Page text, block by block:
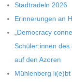
Stadt­ra­deln 2026
Erin­ne­run­gen an
„Demo­cracy
Schüler:innen
auf den Azoren
Müh­len­berg